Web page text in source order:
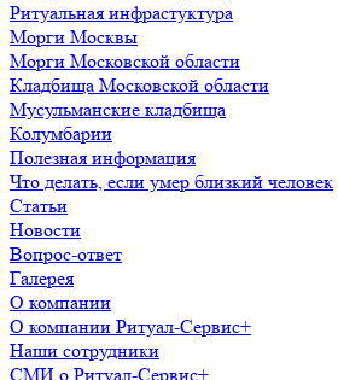
Ритуальная инфрастуктура
Морги Москвы
Морги Московской области
Кладбища Московской области
Мусульманские кладбища
Колумбарии
Полезная информация
Что делать, если умер близкий человек
Статьи
Новости
Вопрос-ответ
Галерея
О компании
О компании Ритуал-Сервис+
Наши сотрудники
СМИ о Ритуал-Сервис+